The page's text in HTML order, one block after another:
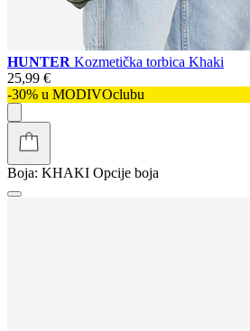
HUNTER Kozmetička torbica Khaki
25,99 €
-30% u MODIVOclubu
Boja: KHAKI Opcije boja